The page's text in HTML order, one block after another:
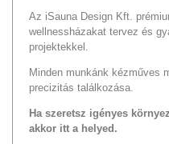
Az iSauna Design Kft.
wellnessházakat tervez és
projektekkel.
Minden munkánk kézműves
precizitás találkozása.
Ha szeretsz igényes
akkor itt a helyed.